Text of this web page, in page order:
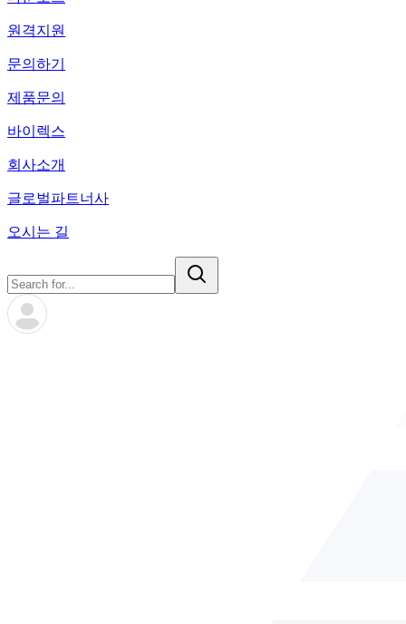
원격지원
문의하기
제품문의
바이렉스
회사소개
글로벌파트너사
오시는 길